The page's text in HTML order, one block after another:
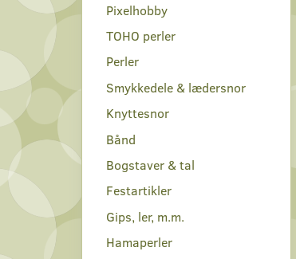
Pixelhobby
TOHO perler
Perler
Smykkedele & lædersnor
Knyttesnor
Bånd
Bogstaver & tal
Festartikler
Gips, ler, m.m.
Hamaperler